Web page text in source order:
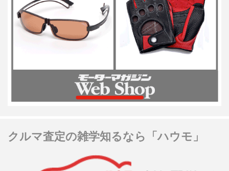
クルマ査定の雑学知るなら「ハウモ」